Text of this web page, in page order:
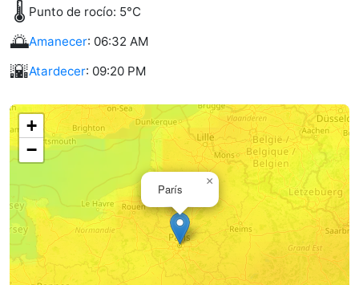
🌡️ Punto de rocío: 5°C
🌅Amanecer: 06:32 AM
🌇Atardecer: 09:20 PM
París
×
+
−